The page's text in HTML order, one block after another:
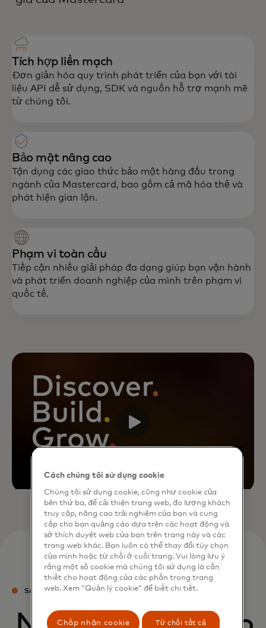
Tích hợp liền mạch
Đơn giản hóa quy trình phát triển của bạn với tài
liệu API dễ sử dụng, SDK và nguồn hỗ trợ mạnh mẽ
từ chúng tôi.
Bảo mật nâng cao
Tận dụng các giao thức bảo mật hàng đầu trong
ngành của Mastercard, bao gồm cả mã hóa thẻ và
phát hiện gian lận.
Phạm vi toàn cầu
Tiếp cận nhiều giải pháp đa dạng giúp bạn vận hành
và phát triển doanh nghiệp của mình trên phạm vi
quốc tế.
SẢN PHẨM CỦA CHÚNG TÔI
Cách chúng tôi sử dụng cookie
Chúng tôi sử dụng cookie, cũng như cookie của
bên thứ ba, để cải thiện trang web, đo lượng khách
truy cập, nâng cao trải nghiệm của bạn và cung
cấp cho bạn quảng cáo dựa trên các hoạt động và
sở thích duyệt web của bạn trên trang này và các
trang web khác. Bạn luôn có thể thay đổi tùy chọn
của mình hoặc từ chối ở cuối trang. Vui lòng lưu ý
rằng một số cookie mà chúng tôi sử dụng là cần
thiết cho hoạt động của các phần trong trang
web. Xem “Quản lý cookie” để biết chi tiết.
Chấp nhận cookie Từ chối tất cả